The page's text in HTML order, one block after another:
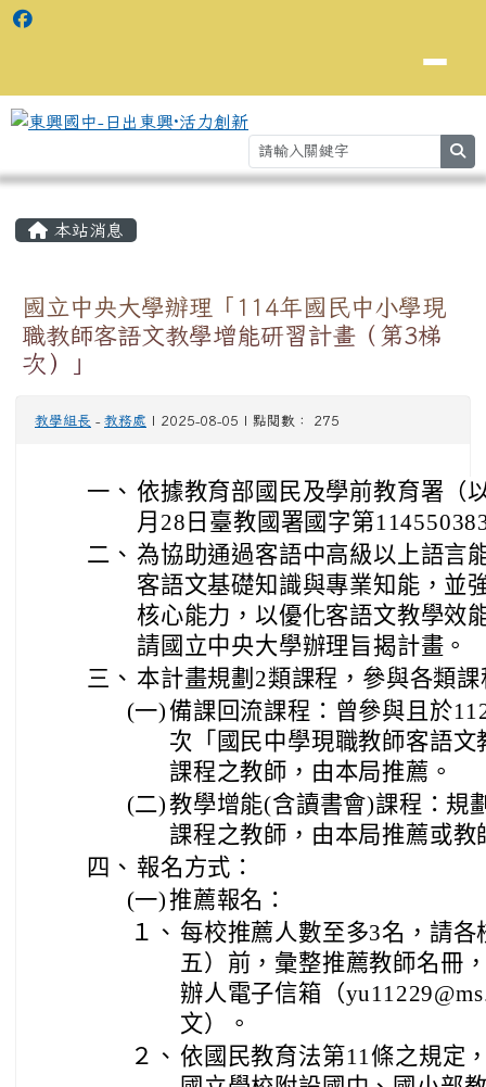
本站消息
國立中央大學辦理「114年國民中小學現
職教師客語文教學增能研習計畫（第3梯
次）」
教學組長 - 教務處 | 2025-08-05 | 點閱數： 275
一、 依據教育部國民及學前教育署（
月28日臺教國署國字第
二、 為協助通過客語中高級以上語言
客語文基礎知識與專業知能，並
核心能力，以優化客語文教學效
請國立中央大學辦理旨揭計畫。
三、 本計畫規劃2類課程，參與各類
(一)備課回流課程：曾參與且於
次「國民中學現職教師客語
課程之教師，由本局推薦。
(二)教學增能(含讀書會)課程：規
課程之教師，由本局推薦或教
四、 報名方式：
(一)推薦報名：
１、 每校推薦人數至多3名，請
五）前，彙整推薦教師名冊
辦人電子信箱（
文）。
２、 依國民教育法第11條之規定